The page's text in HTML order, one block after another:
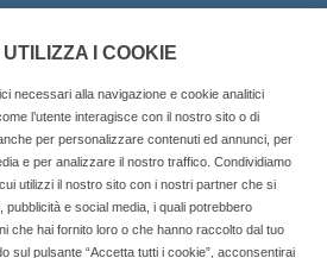
- La piattaforma web per i
farmacia. Tutti i diritti riservati.
I COOKIE
necessari alla navigazione e cookie analitici
l’utente interagisce con il nostro sito o di
per personalizzare contenuti ed annunci, per
e per analizzare il nostro traffico. Condividiamo
utilizzi il nostro sito con i nostri partner che si
pubblicità e social media, i quali potrebbero
che hai fornito loro o che hanno raccolto dal tuo
sul pulsante “Accetta tutti i cookie”, acconsentirai